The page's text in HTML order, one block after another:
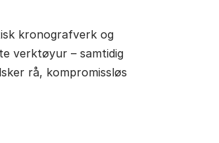
kronografverk og
verktøyur – samtidig
rå, kompromissløs